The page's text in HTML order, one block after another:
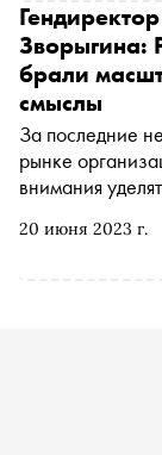
20 июня 2023 г.
Зворыгина:
брали
смыслы
За последние
рынке
внимания